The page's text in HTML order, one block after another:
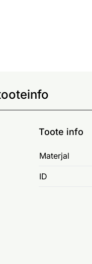
Toote info
Materjal
ID